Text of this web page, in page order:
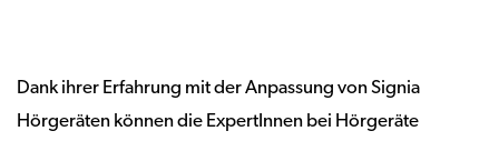
Dank ihrer Erfahrung mit der Anpassung von Signia
Hörgeräten können die ExpertInnen bei Hörgeräte